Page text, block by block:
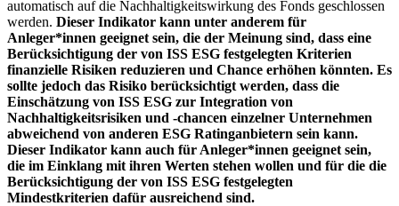
automatisch auf die Nachhaltigkeitswirkung des Fonds geschlossen
werden. Dieser Indikator kann unter anderem für
Anleger*innen geeignet sein, die der Meinung sind, dass eine
Berücksichtigung der von ISS ESG festgelegten Kriterien
finanzielle Risiken reduzieren und Chance erhöhen könnten. Es
sollte jedoch das Risiko berücksichtigt werden, dass die
Einschätzung von ISS ESG zur Integration von
Nachhaltigkeitsrisiken und -chancen einzelner Unternehmen
abweichend von anderen ESG Ratinganbietern sein kann.
Dieser Indikator kann auch für Anleger*innen geeignet sein,
die im Einklang mit ihren Werten stehen wollen und für die die
Berücksichtigung der von ISS ESG festgelegten
Mindestkriterien dafür ausreichend sind.